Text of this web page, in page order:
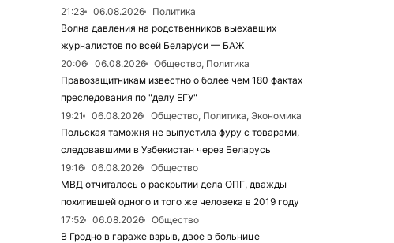
21:23
06.08.2026
Политика
Волна давления на родственников выехавших
журналистов по всей Беларуси — БАЖ
20:06
06.08.2026
Общество, Политика
Правозащитникам известно о более чем 180 фактах
преследования по "делу ЕГУ"
19:21
06.08.2026
Общество, Политика, Экономика
Польская таможня не выпустила фуру с товарами,
следовавшими в Узбекистан через Беларусь
19:16
06.08.2026
Общество
МВД отчиталось о раскрытии дела ОПГ, дважды
похитившей одного и того же человека в 2019 году
17:52
06.08.2026
Общество
В Гродно в гараже взрыв, двое в больнице